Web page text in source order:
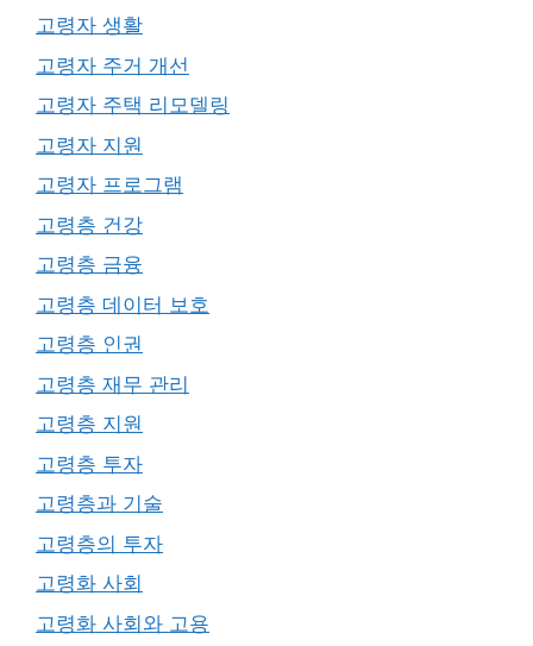
고령자 생활
고령자 주거 개선
고령자 주택 리모델링
고령자 지원
고령자 프로그램
고령층 건강
고령층 금융
고령층 데이터 보호
고령층 인권
고령층 재무 관리
고령층 지원
고령층 투자
고령층과 기술
고령층의 투자
고령화 사회
고령화 사회와 고용